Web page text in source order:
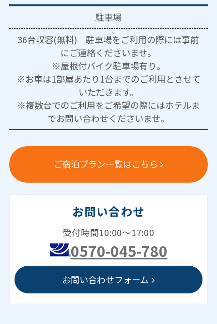
駐車場
36台収容(無料) 駐車場をご利用の際には事前
にご連絡くださいませ。
※屋根付バイク駐車場有り。
※お車は1部屋あたり1台までのご利用とさせて
いただきます。
※複数台でのご利用をご希望の際にはホテルま
でお問い合わせくださいませ。
ご宿泊プラン一覧はこちら
お問い合わせ
受付時間10:00～17:00
0570-045-780
お問い合わせフォーム